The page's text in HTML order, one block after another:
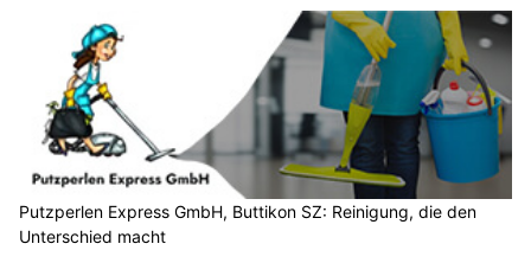
Putzperlen Express GmbH, Buttikon SZ: Reinigung, die den
Unterschied macht